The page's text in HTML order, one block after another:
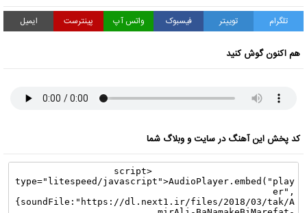
تلگرام توییتر فیسبوک واتس آپ پینترست ایمیل
هم اکنون گوش کنید
کد پخش این آهنگ در سایت و وبلاگ شما